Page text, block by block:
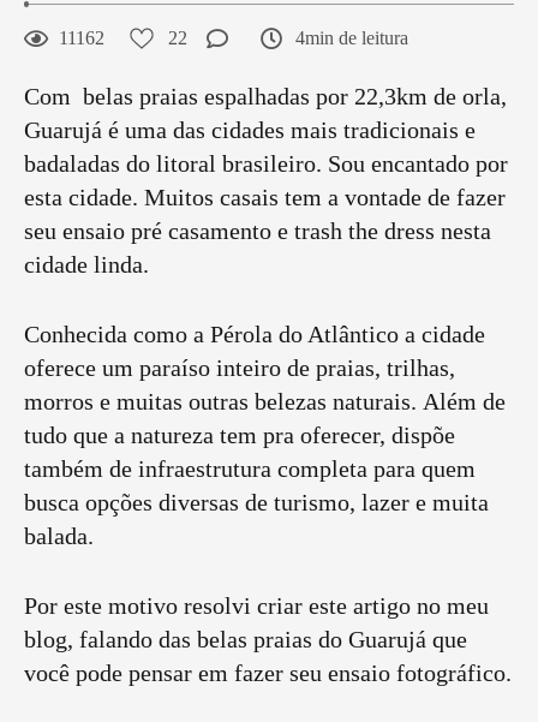
11162 22 4min de leitura
Com belas praias espalhadas por 22,3km de orla,
Guarujá é uma das cidades mais tradicionais e
badaladas do litoral brasileiro. Sou encantado por
esta cidade. Muitos casais tem a vontade de fazer
seu ensaio pré casamento e trash the dress nesta
cidade linda.
Conhecida como a Pérola do Atlântico a cidade
oferece um paraíso inteiro de praias, trilhas,
morros e muitas outras belezas naturais. Além de
tudo que a natureza tem pra oferecer, dispõe
também de infraestrutura completa para quem
busca opções diversas de turismo, lazer e muita
balada.
Por este motivo resolvi criar este artigo no meu
blog, falando das belas praias do Guarujá que
você pode pensar em fazer seu ensaio fotográfico.